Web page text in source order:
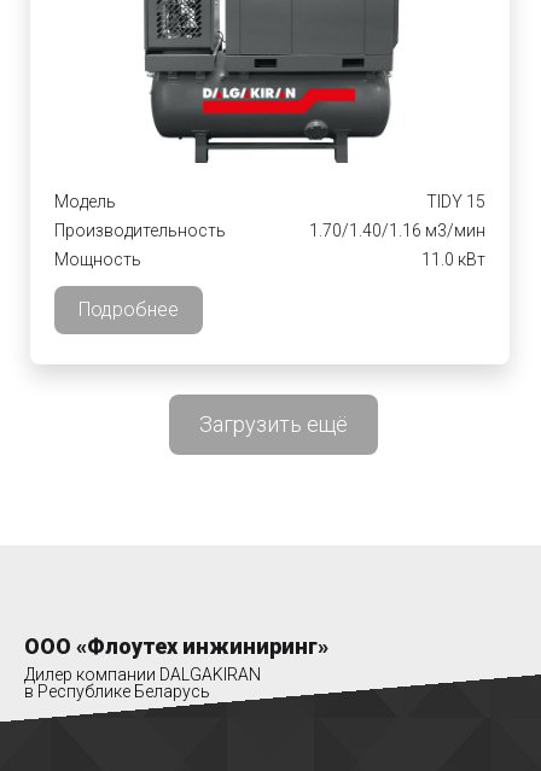
Модель
TIDY 15
Производительность
1.70/1.40/1.16 м3/мин
Мощность
11.0 кВт
Подробнее
Загрузить ещё
ООО «Флоутех инжиниринг»
Дилер компании DALGAKIRAN
в Республике Беларусь